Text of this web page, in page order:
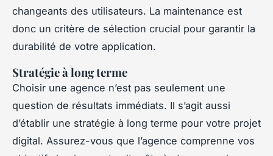
changeants des utilisateurs. La maintenance est
donc un critère de sélection crucial pour garantir la
durabilité de votre application.
Stratégie à long terme
Choisir une agence n’est pas seulement une
question de résultats immédiats. Il s’agit aussi
d’établir une stratégie à long terme pour votre projet
digital. Assurez-vous que l’agence comprenne vos